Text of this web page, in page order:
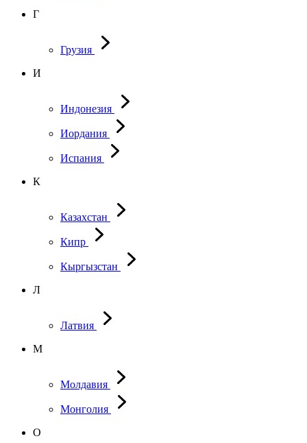
Г
Грузия
И
Индонезия
Иордания
Испания
К
Казахстан
Кипр
Кыргызстан
Л
Латвия
М
Молдавия
Монголия
О